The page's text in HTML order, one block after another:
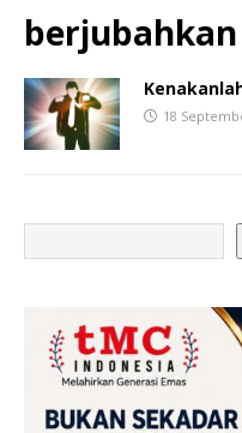
18